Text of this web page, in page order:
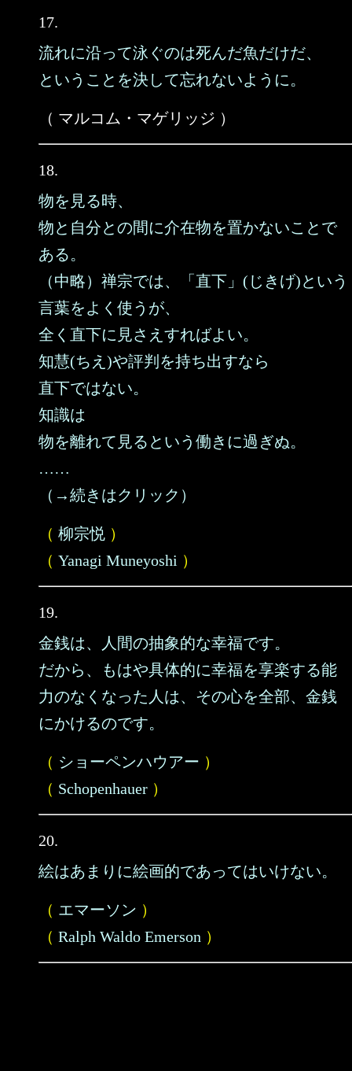
17.
流れに沿って泳ぐのは死んだ魚だけだ、
ということを決して忘れないように。
（ マルコム・マゲリッジ ）
18.
物を見る時、
物と自分との間に介在物を置かないことで
ある。
（中略）禅宗では、「直下」(じきげ)という
言葉をよく使うが、
全く直下に見さえすればよい。
知慧(ちえ)や評判を持ち出すなら
直下ではない。
知識は
物を離れて見るという働きに過ぎぬ。
……
（→続きはクリック）
（ 柳宗悦 ）
（ Yanagi Muneyoshi ）
19.
金銭は、人間の抽象的な幸福です。
だから、もはや具体的に幸福を享楽する能
力のなくなった人は、その心を全部、金銭
にかけるのです。
（ ショーペンハウアー ）
（ Schopenhauer ）
20.
絵はあまりに絵画的であってはいけない。
（ エマーソン ）
（ Ralph Waldo Emerson ）